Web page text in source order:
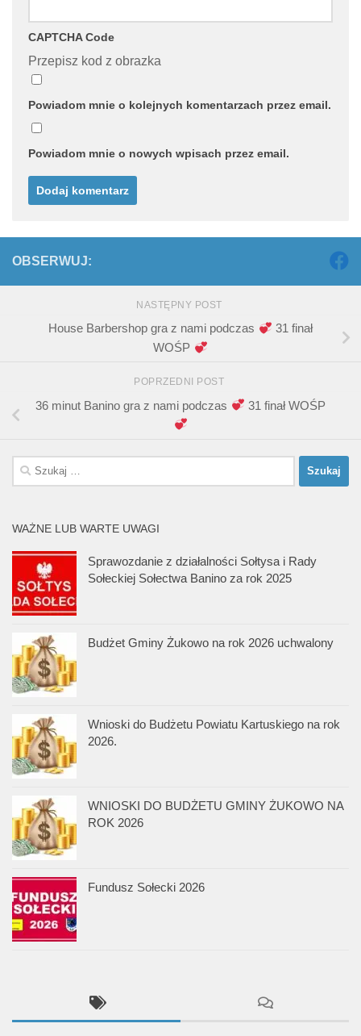
CAPTCHA Code
Przepisz kod z obrazka
Powiadom mnie o kolejnych komentarzach przez email.
Powiadom mnie o nowych wpisach przez email.
OBSERWUJ:
NASTĘPNY POST
House Barbershop gra z nami podczas
31 finał
WOŚP
POPRZEDNI POST
36 minut Banino gra z nami podczas 31 finał WOŚP
Szukaj:
WAŻNE LUB WARTE UWAGI
Sprawozdanie z działalności Sołtysa i Rady
Sołeckiej Sołectwa Banino za rok 2025
Budżet Gminy Żukowo na rok 2026 uchwalony
Wnioski do Budżetu Powiatu Kartuskiego na rok
2026.
WNIOSKI DO BUDŻETU GMINY ŻUKOWO NA
ROK 2026
Fundusz Sołecki 2026